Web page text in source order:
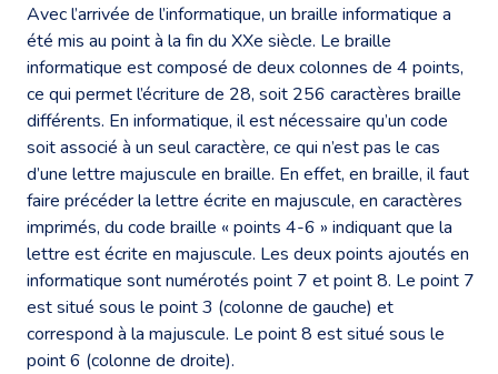
Avec l’arrivée de l’informatique, un braille informatique a
été mis au point à la fin du XXe siècle. Le braille
informatique est composé de deux colonnes de 4 points,
ce qui permet l’écriture de 28, soit 256 caractères braille
différents. En informatique, il est nécessaire qu’un code
soit associé à un seul caractère, ce qui n’est pas le cas
d’une lettre majuscule en braille. En effet, en braille, il faut
faire précéder la lettre écrite en majuscule, en caractères
imprimés, du code braille « points 4-6 » indiquant que la
lettre est écrite en majuscule. Les deux points ajoutés en
informatique sont numérotés point 7 et point 8. Le point 7
est situé sous le point 3 (colonne de gauche) et
correspond à la majuscule. Le point 8 est situé sous le
point 6 (colonne de droite).